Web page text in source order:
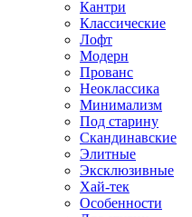
Кантри
Классические
Лофт
Модерн
Прованс
Неоклассика
Минимализм
Под старину
Скандинавские
Элитные
Эксклюзивные
Хай-тек
Особенности